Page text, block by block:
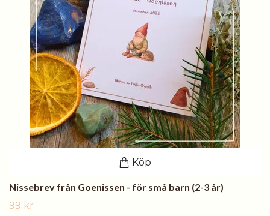
Köp
Nissebrev från Goenissen - för små barn (2-3 år)
99 kr